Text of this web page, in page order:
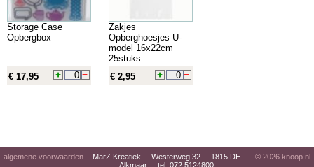
Storage Case
Opbergbox
€ 17,95
Zakjes
Opberghoesjes U-
model 16x22cm
25stuks
€ 2,95
algemene voorwaarden
MarZ Kreatiek Westerweg 32 1815 DE
Alkmaar tel. 072 5124800
© 2026 knoop.nl